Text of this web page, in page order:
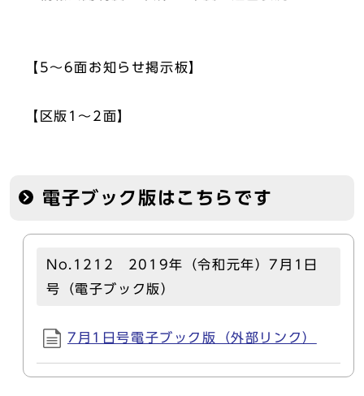
【5～6面お知らせ掲示板】
【区版1～2面】
電子ブック版はこちらです
No.1212 2019年（令和元年）7月1日
号（電子ブック版）
7月1日号電子ブック版（外部リンク）